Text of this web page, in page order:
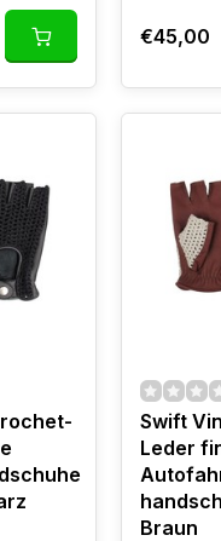
€45,00
Swift
Leder
Braun